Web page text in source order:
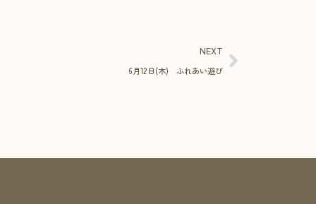
NEXT
6月12日(木) ふれあい遊び